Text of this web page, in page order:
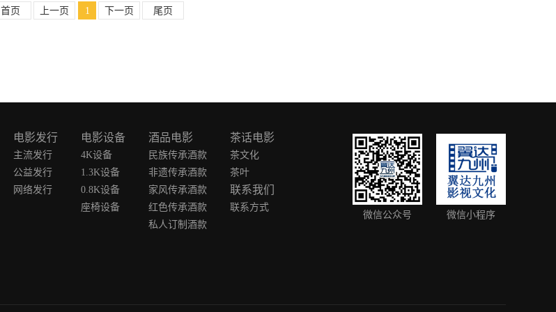
首页 上一页 1 下一页 尾页
电影发行
主流发行
公益发行
网络发行
电影设备
4K设备
1.3K设备
0.8K设备
座椅设备
酒品电影
民族传承酒款
非遗传承酒款
家风传承酒款
红色传承酒款
私人订制酒款
茶话电影
茶文化
茶叶
联系我们
联系方式
微信公众号 微信小程序